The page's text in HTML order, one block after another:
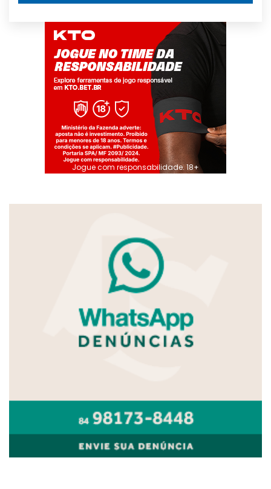
Jogue com responsabilidade. 18+